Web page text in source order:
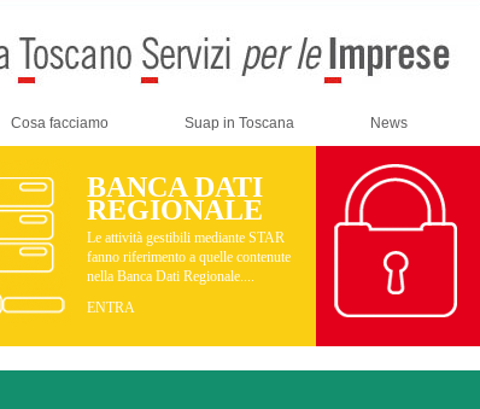
Cosa facciamo Suap in Toscana News
BANCA DATI
REGIONALE
Le attività gestibili mediante STAR
fanno riferimento a quelle contenute
nella Banca Dati Regionale....
ENTRA